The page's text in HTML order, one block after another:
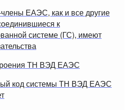
члены ЕАЭС, как и все другие
к
системе (ГС), имеют
ТН ВЭД ЕАЭС
код системы ТН ВЭД ЕАЭС